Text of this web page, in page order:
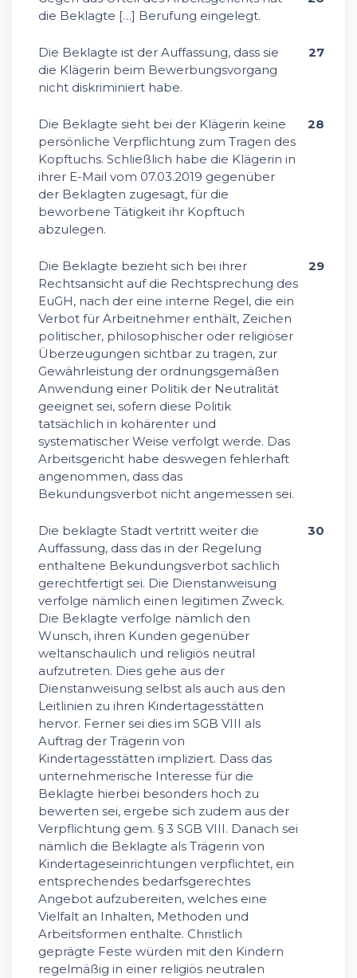
die Beklagte […] Berufung eingelegt.
Die Beklagte ist der Auffassung, dass sie
die Klägerin beim Bewerbungsvorgang
nicht diskriminiert habe.
27
Die Beklagte sieht bei der Klägerin keine
persönliche Verpflichtung zum Tragen des
Kopftuchs. Schließlich habe die Klägerin in
ihrer E-Mail vom 07.03.2019 gegenüber
der Beklagten zugesagt, für die
beworbene Tätigkeit ihr Kopftuch
abzulegen.
28
Die Beklagte bezieht sich bei ihrer
Rechtsansicht auf die Rechtsprechung des
EuGH, nach der eine interne Regel, die ein
Verbot für Arbeitnehmer enthält, Zeichen
politischer, philosophischer oder religiöser
Überzeugungen sichtbar zu tragen, zur
Gewährleistung der ordnungsgemäßen
Anwendung einer Politik der Neutralität
geeignet sei, sofern diese Politik
tatsächlich in kohärenter und
systematischer Weise verfolgt werde. Das
Arbeitsgericht habe deswegen fehlerhaft
angenommen, dass das
Bekundungsverbot nicht angemessen sei.
29
Die beklagte Stadt vertritt weiter die
Auffassung, dass das in der Regelung
enthaltene Bekundungsverbot sachlich
gerechtfertigt sei. Die Dienstanweisung
verfolge nämlich einen legitimen Zweck.
Die Beklagte verfolge nämlich den
Wunsch, ihren Kunden gegenüber
weltanschaulich und religiös neutral
aufzutreten. Dies gehe aus der
Dienstanweisung selbst als auch aus den
Leitlinien zu ihren Kindertagesstätten
hervor. Ferner sei dies im SGB VIII als
Auftrag der Trägerin von
Kindertagesstätten impliziert. Dass das
unternehmerische Interesse für die
Beklagte hierbei besonders hoch zu
bewerten sei, ergebe sich zudem aus der
Verpflichtung gem. § 3 SGB VIII. Danach sei
nämlich die Beklagte als Trägerin von
Kindertageseinrichtungen verpflichtet, ein
entsprechendes bedarfsgerechtes
Angebot aufzubereiten, welches eine
Vielfalt an Inhalten, Methoden und
Arbeitsformen enthalte. Christlich
geprägte Feste würden mit den Kindern
regelmäßig in einer religiös neutralen
30